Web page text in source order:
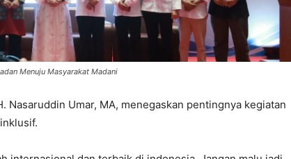
Menuju Masyarakat Madani
Nasaruddin Umar, MA, menegaskan pentingnya kegiatan